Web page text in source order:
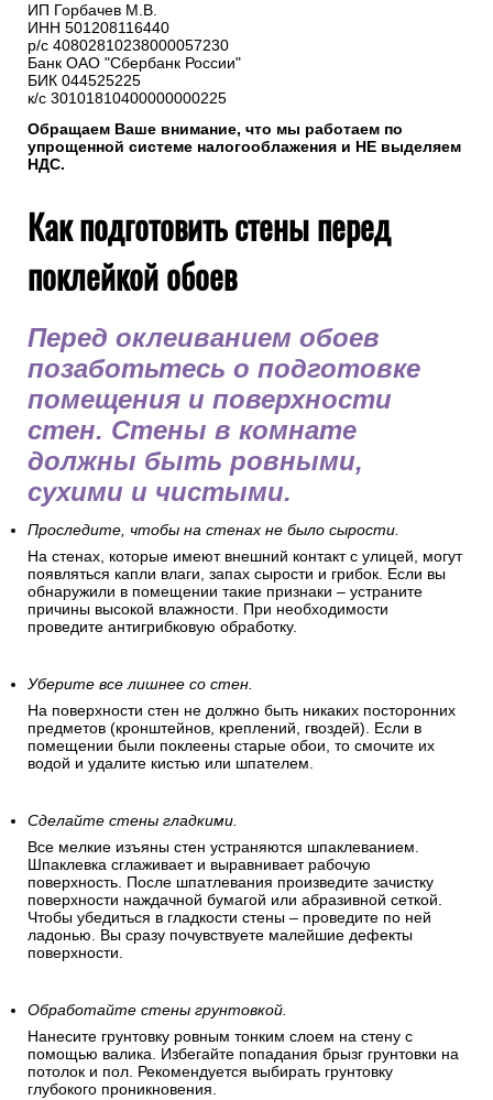
ИП Горбачев М.В.
ИНН 501208116440
р/с 40802810238000057230
Банк ОАО "Сбербанк России"
БИК 044525225
к/с 30101810400000000225
Обращаем Ваше внимание, что мы работаем по
упрощенной системе налогооблажения и НЕ выделяем
НДС.
Как подготовить стены перед
поклейкой обоев
Перед оклеиванием обоев
позаботьтесь о подготовке
помещения и поверхности
стен. Стены в комнате
должны быть ровными,
сухими и чистыми.
Проследите, чтобы на стенах не было сырости.
На стенах, которые имеют внешний контакт с улицей, могут
появляться капли влаги, запах сырости и грибок. Если вы
обнаружили в помещении такие признаки – устраните
причины высокой влажности. При необходимости
проведите антигрибковую обработку.
Уберите все лишнее со стен.
На поверхности стен не должно быть никаких посторонних
предметов (кронштейнов, креплений, гвоздей). Если в
помещении были поклеены старые обои, то смочите их
водой и удалите кистью или шпателем.
Сделайте стены гладкими.
Все мелкие изъяны стен устраняются шпаклеванием.
Шпаклевка сглаживает и выравнивает рабочую
поверхность. После шпатлевания произведите зачистку
поверхности наждачной бумагой или абразивной сеткой.
Чтобы убедиться в гладкости стены – проведите по ней
ладонью. Вы сразу почувствуете малейшие дефекты
поверхности.
Обработайте стены грунтовкой.
Нанесите грунтовку ровным тонким слоем на стену с
помощью валика. Избегайте попадания брызг грунтовки на
потолок и пол. Рекомендуется выбирать грунтовку
глубокого проникновения.